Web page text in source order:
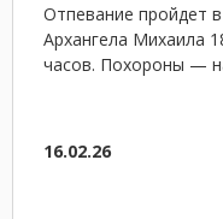
Отпевание пройдет
Архангела Михаила
часов. Похороны —
16.02.26